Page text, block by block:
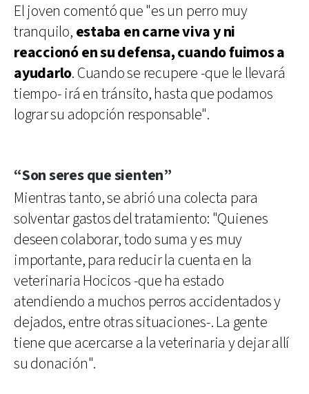
El joven comentó que "es un perro muy
tranquilo, estaba en carne viva y ni
reaccionó en su defensa, cuando fuimos a
ayudarlo. Cuando se recupere -que le llevará
tiempo- irá en tránsito, hasta que podamos
lograr su adopción responsable".
“Son seres que sienten”
Mientras tanto, se abrió una colecta para
solventar gastos del tratamiento: "Quienes
deseen colaborar, todo suma y es muy
importante, para reducir la cuenta en la
veterinaria Hocicos -que ha estado
atendiendo a muchos perros accidentados y
dejados, entre otras situaciones-. La gente
tiene que acercarse a la veterinaria y dejar allí
su donación".